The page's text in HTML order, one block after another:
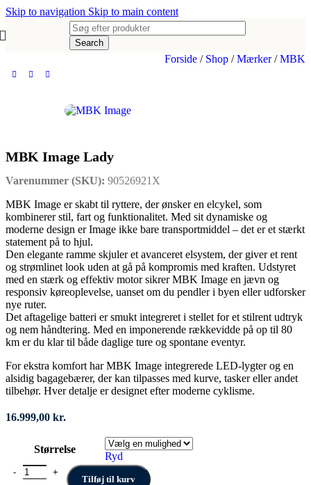
Skip to navigation Skip to main content
Search
Forside / Shop / Mærker/ MBK
MBK Image Lady
Varenummer (SKU): 90526921X
MBK Image er skabt til ryttere, der ønsker en elcykel, som
kombinerer stil, fart og funktionalitet. Med sit dynamiske og
moderne design er Image ikke bare transportmiddel – det er et stærkt
statement på to hjul.
Den elegante ramme skjuler et avanceret elsystem, der giver et rent
og strømlinet look uden at gå på kompromis med kraften. Udstyret
med en stærk og effektiv motor sikrer MBK Image en jævn og
responsiv køreoplevelse, uanset om du pendler i byen eller udforsker
nye ruter.
Det aftagelige batteri er smukt integreret i stellet for et stilrent udtryk
og nem håndtering. Med en imponerende rækkevidde på op til 80
km er du klar til både daglige ture og spontane eventyr.
For ekstra komfort har MBK Image integrerede LED-lygter og en
alsidig bagagebærer, der kan tilpasses med kurve, tasker eller andet
tilbehør. Hver detalje er designet efter moderne cyklisme.
16.999,00 kr.
Størrelse
Ryd
MBK Image Lady antal
Tilføj til kurv